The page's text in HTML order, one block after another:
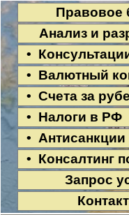
Правовое
Анализ и
•
• Валютный
• Счета за
• Налоги в РФ
•
• Консалтинг
Запрос